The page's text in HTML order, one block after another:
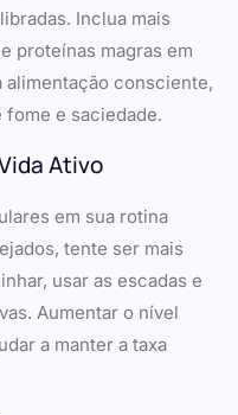
Inclua mais
proteínas magras em
alimentação consciente,
fome e saciedade.
Ativo
em sua rotina
tente ser mais
usar as escadas e
Aumentar o nível
a manter a taxa